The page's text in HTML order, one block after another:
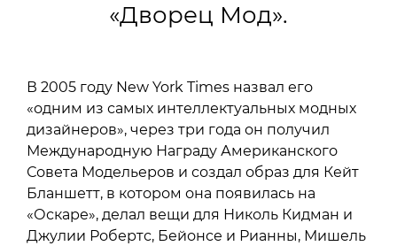
«Дворец Мод».
В 2005 году New York Times назвал его
«одним из самых интеллектуальных модных
дизайнеров», через три года он получил
Международную Награду Американского
Совета Модельеров и создал образ для Кейт
Бланшетт, в котором она появилась на
«Оскаре», делал вещи для Николь Кидман и
Джулии Робертс, Бейонсе и Рианны, Мишель